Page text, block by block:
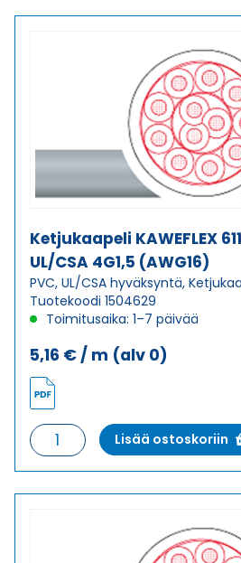
Ketjukaapeli KAWEFLEX
UL/CSA 4G1,5 (AWG16)
PVC, UL/CSA hyväksyntä,
Tuotekoodi 1504629
Toimitusaika: 1–7 päivää
5,16 € / m (alv 0)
Ketjukaapeli
KAWEFLEX
6110
Lisää ostoskoriin